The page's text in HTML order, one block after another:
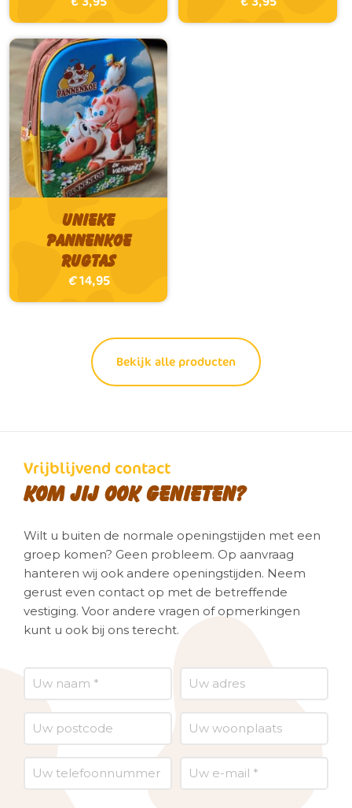
Unieke
Pannenkoe
Rugtas
€14,95
Bekijk alle producten
Vrijblijvend contact
Kom jij ook genieten?
Wilt u buiten de normale openingstijden met een
groep komen? Geen probleem. Op aanvraag
hanteren wij ook andere openingstijden. Neem
gerust even contact op met de betreffende
vestiging. Voor andere vragen of opmerkingen
kunt u ook bij ons terecht.